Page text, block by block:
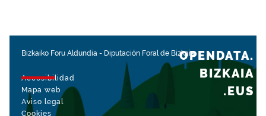
Bizkaiko Foru Aldundia - Diputación Foral de Bizkaia
Accesibilidad
Mapa web
Aviso legal
Cookies
OPENDATA.
BIZKAIA
.EUS